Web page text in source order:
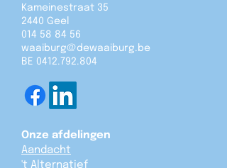
Kameinestraat 35
2440 Geel
014 58 84 56
waaiburg@dewaaiburg.be
BE 0412.792.804
Onze afdelingen
Aandacht
't Alternatief